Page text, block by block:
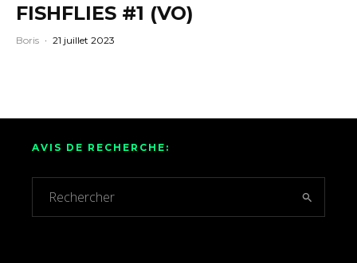
FISHFLIES #1 (VO)
Boris · 21 juillet 2023
AVIS DE RECHERCHE: